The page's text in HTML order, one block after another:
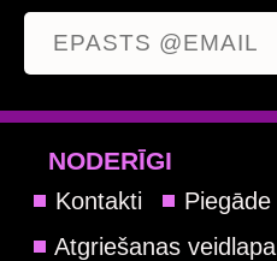
NODERĪGI
Kontakti Piegāde
Atgriešanas veidlapa